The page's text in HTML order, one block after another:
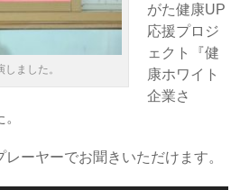
ました。
がた健康UP
応援プロジ
ェクト『健
康ホワイト
企業さ
ーヤーでお聞きいただけます。